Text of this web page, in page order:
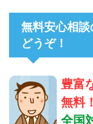
無料安心相
どうぞ！
豊富
無料
全国